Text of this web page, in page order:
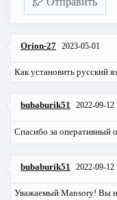
Orion-27 2023-05-01
Как установить русский
bubaburik51 2022-09-12
Спасибо за оперативный
bubaburik51 2022-09-12
Уважаемый Mansory! Вы